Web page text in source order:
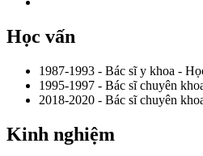
Học vấn
1987-1993 - Bác sĩ y khoa -
1995-1997 - Bác sĩ chuyên
2018-2020 - Bác sĩ chuyên
Kinh nghiệm